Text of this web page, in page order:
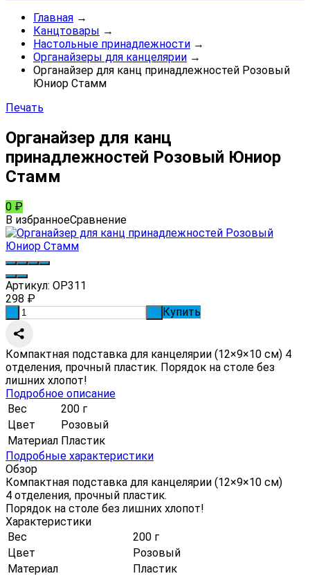
Главная →
Канцтовары →
Настольные принадлежности →
Органайзеры для канцелярии →
Органайзер для канц принадлежностей Розовый
Юниор Стамм
Печать
Органайзер для канц
принадлежностей Розовый Юниор
Стамм
0 ₽
В избранноеСравнение
Артикул: ОР311
298 ₽
Купить
Компактная подставка для канцелярии (12×9×10 см) 4
отделения, прочный пластик. Порядок на столе без
лишних хлопот!
Подробное описание
Вес
200 г
Цвет
Розовый
Материал Пластик
Подробные характеристики
Обзор
Компактная подставка для канцелярии (12×9×10 см)
4 отделения, прочный пластик.
Порядок на столе без лишних хлопот!
Характеристики
Вес
200 г
Цвет
Розовый
Материал
Пластик